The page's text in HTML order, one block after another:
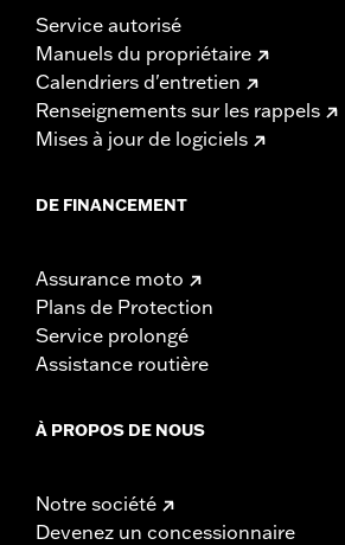
Service autorisé
Manuels du propriétaire
Calendriers d'entretien
Renseignements sur les rappels
Mises à jour de logiciels
DE FINANCEMENT
Assurance moto
Plans de Protection
Service prolongé
Assistance routière
À PROPOS DE NOUS
Notre société
Devenez un concessionnaire